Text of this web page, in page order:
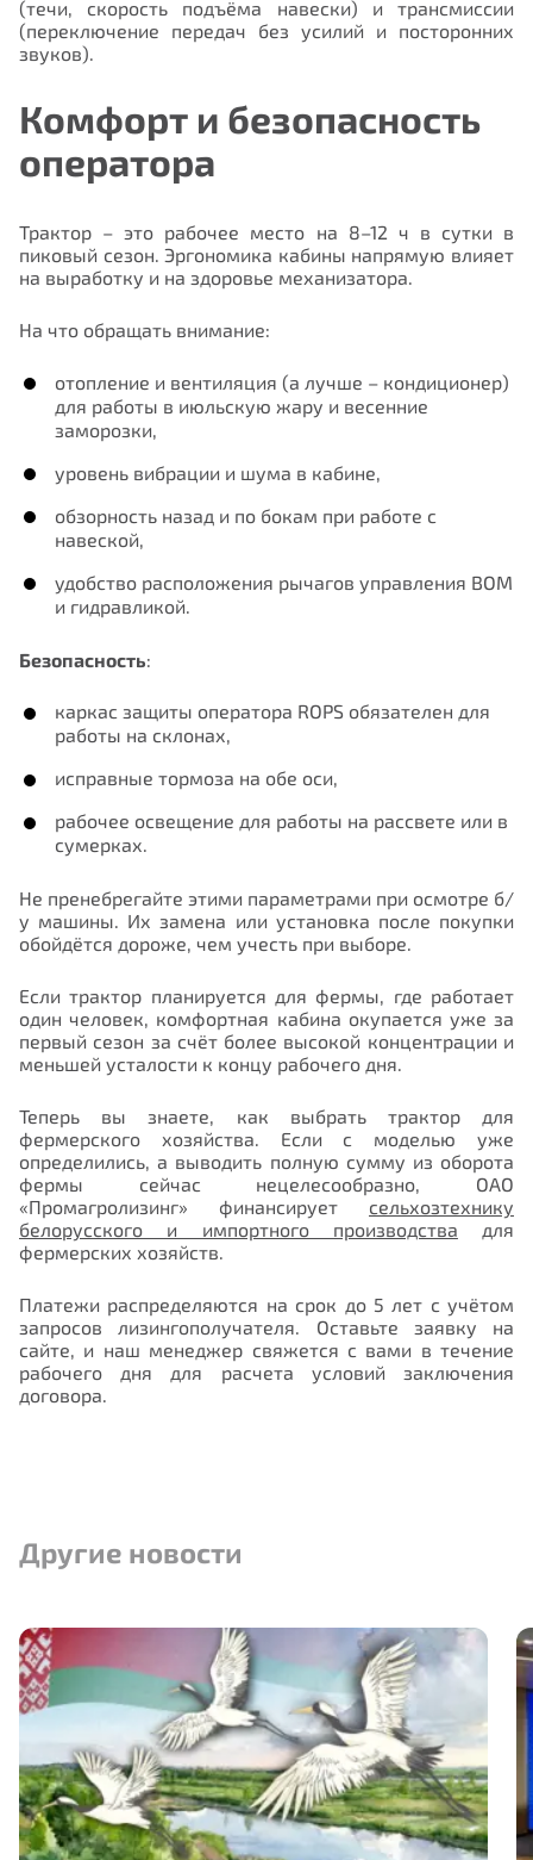
(течи, скорость подъёма навески) и трансмиссии
(переключение передач без усилий и посторонних
звуков).
Комфорт и безопасность
оператора
Трактор – это рабочее место на 8–12 ч в сутки в
пиковый сезон. Эргономика кабины напрямую влияет
на выработку и на здоровье механизатора.
На что обращать внимание:
отопление и вентиляция (а лучше – кондиционер)
для работы в июльскую жару и весенние
заморозки,
уровень вибрации и шума в кабине,
обзорность назад и по бокам при работе с
навеской,
удобство расположения рычагов управления ВОМ
и гидравликой.
Безопасность:
каркас защиты оператора ROPS обязателен для
работы на склонах,
исправные тормоза на обе оси,
рабочее освещение для работы на рассвете или в
сумерках.
Не пренебрегайте этими параметрами при осмотре б/
у машины. Их замена или установка после покупки
обойдётся дороже, чем учесть при выборе.
Если трактор планируется для фермы, где работает
один человек, комфортная кабина окупается уже за
первый сезон за счёт более высокой концентрации и
меньшей усталости к концу рабочего дня.
Теперь вы знаете, как выбрать трактор для
фермерского хозяйства. Если с моделью уже
определились, а выводить полную сумму из оборота
фермы сейчас нецелесообразно, ОАО
«Промагролизинг» финансирует сельхозтехнику
белорусского и импортного производства для
фермерских хозяйств.
Платежи распределяются на срок до 5 лет с учётом
запросов лизингополучателя. Оставьте заявку на
сайте, и наш менеджер свяжется с вами в течение
рабочего дня для расчета условий заключения
договора.
Другие новости